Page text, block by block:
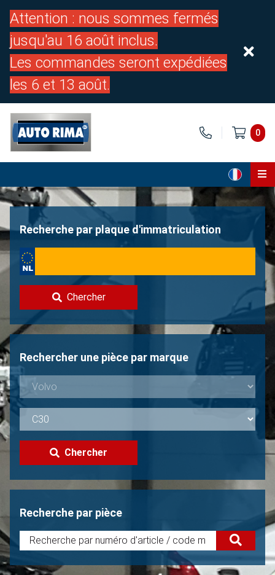
Attention : nous sommes fermés
jusqu'au 16 août inclus.
Les commandes seront expédiées
les 6 et 13 août.
0
Page d'accueil
À propos de nous
Vendre une Volvo?
Non trouvée?
Recherche par plaque d'immatriculation
Chercher
Rechercher une pièce par marque
Chercher
Recherche par pièce